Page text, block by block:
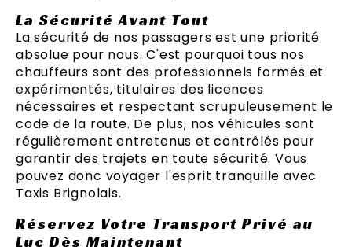
La Sécurité Avant Tout
La sécurité de nos passagers est une priorité
absolue pour nous. C'est pourquoi tous nos
chauffeurs sont des professionnels formés et
expérimentés, titulaires des licences
nécessaires et respectant scrupuleusement le
code de la route. De plus, nos véhicules sont
régulièrement entretenus et contrôlés pour
garantir des trajets en toute sécurité. Vous
pouvez donc voyager l'esprit tranquille avec
Taxis Brignolais.
Réservez Votre Transport Privé au
Luc Dès Maintenant